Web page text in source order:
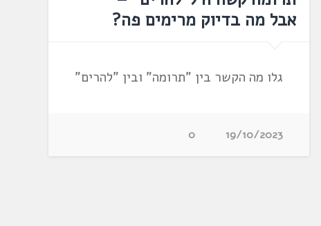
אבל מה בדיוק מרימים פה?
גלו מה הקשר בין "תרומה" ובין "להרים"
19/10/2023
0